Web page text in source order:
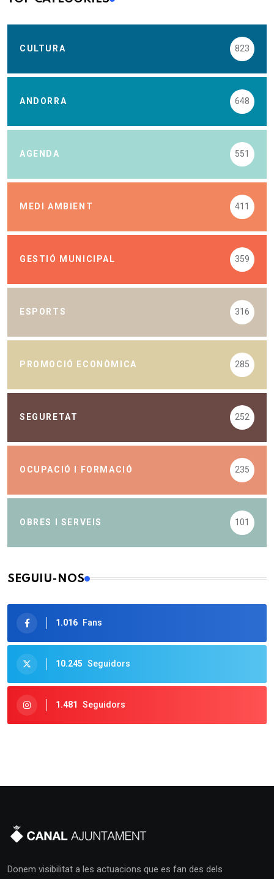
CULTURA 823
ANDORRA 648
AGENDA 551
MEDI AMBIENT 411
GESTIÓ MUNICIPAL 359
ESPORTS 316
PROMOCIÓ ECONÒMICA 285
SEGURETAT 252
OCUPACIÓ I FORMACIÓ 235
OBRES I SERVEIS 101
SEGUIU-NOS
1.016 Fans
10.245 Seguidors
1.481 Seguidors
Donem visibilitat a les actuacions que es fan des dels